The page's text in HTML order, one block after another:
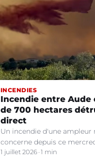
INCENDIES
Incendie entre Aude
de 700 hectares
direct
Un incendie d'une ampleur
concerne depuis ce
Minervois aux confins de
1 juillet 2026 1 min